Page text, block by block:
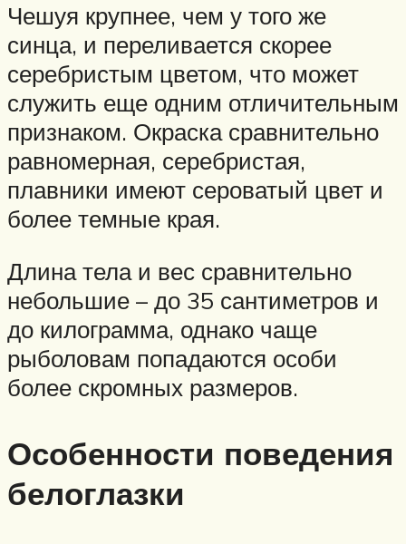
Чешуя крупнее, чем у того же
синца, и переливается скорее
серебристым цветом, что может
служить еще одним отличительным
признаком. Окраска сравнительно
равномерная, серебристая,
плавники имеют сероватый цвет и
более темные края.
Длина тела и вес сравнительно
небольшие – до 35 сантиметров и
до килограмма, однако чаще
рыболовам попадаются особи
более скромных размеров.
Особенности поведения
белоглазки